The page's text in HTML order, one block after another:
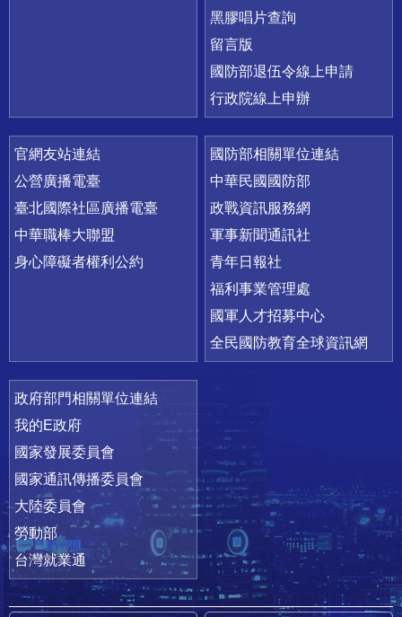
黑膠唱片查詢
留言版
國防部退伍令線上申請
行政院線上申辦
官網友站連結
公營廣播電臺
臺北國際社區廣播電臺
中華職棒大聯盟
身心障礙者權利公約
國防部相關單位連結
中華民國國防部
政戰資訊服務網
軍事新聞通訊社
青年日報社
福利事業管理處
國軍人才招募中心
全民國防教育全球資訊網
政府部門相關單位連結
我的E政府
國家發展委員會
國家通訊傳播委員會
大陸委員會
勞動部
台灣就業通